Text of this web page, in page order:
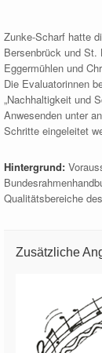
Zunke-Scharf hatte
Bersenbrück und
Eggermühlen und
Die Evaluatorinnen
„Nachhaltigkeit und
Anwesenden unter
Schritte eingeleitet
Hintergrund:
Qualitätsbereiche
Zusätzliche